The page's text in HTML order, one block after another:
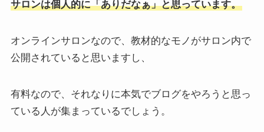
サロンは個人的に「ありだなぁ」と思っています。
オンラインサロンなので、教材的なモノがサロン内で
公開されていると思いますし、
有料なので、それなりに本気でブログをやろうと思っ
ている人が集まっているでしょう。